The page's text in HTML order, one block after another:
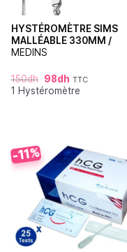
HYSTÉROMÈTRE SIMS
MALLÉABLE 330MM /
MEDINS
150dh 98dh TTC
1 Hystéromètre
-11%